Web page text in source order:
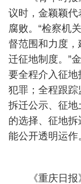
议时，金颖颖代
腐败。“检察机
督范围和力度
迁征地制度。”
要全程介入征
犯罪；全程跟
拆迁公示、征
的选择、征地
能公开透明运作
《重庆日报